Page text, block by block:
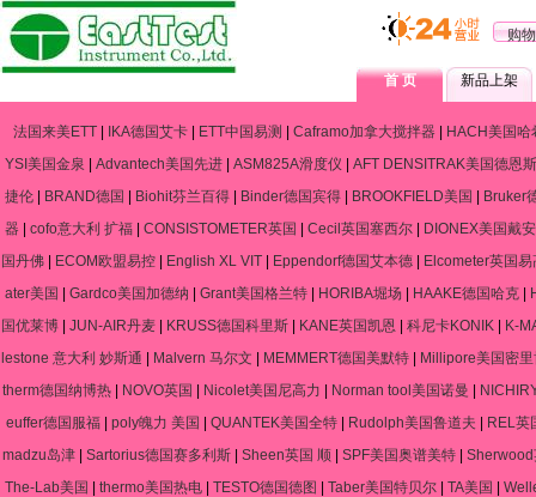
购
首 页 新品上架
法国来美ETT IKA德国艾卡 ETT中国易测 Caframo加拿大搅拌器
HACH美国哈
YSI美国金泉
Advantech美国先进| ASM825A滑度仪
AFT DENSITRAK美国德恩斯
捷伦| BRAND德国 Biohit芬兰百得| Binder德国宾得| BROOKFIELD美国
Bruker
器| cofo意大利 扩福| CONSISTOMETER英国 Cecil英国塞西尔| DIONEX美国戴安
国丹佛| ECOM欧盟易控| English XL VIT| Eppendorf德国艾本德|
Elcometer英国易
ater美国
Gardco美国加德纳 Grant美国格兰特| HORIBA堀场 HAAKE德国哈克|
国优莱博
JUN-AIR丹麦 KRUSS德国科里斯 KANE英国凯恩 科尼卡KONIK
K-
lestone 意大利 妙斯通
Malvern 马尔文 MEMMERT德国美默特
Millipore美国密
therm德国纳博热| NOVO英国 Nicolet美国尼高力 Norman tool美国诺曼
euffer德国服福| poly魄力 美国 QUANTEK美国全特| Rudolph美国鲁道夫
REL英
madzu岛津
Sartorius德国赛多利斯 Sheen英国 顺 SPF美国奥谱美特
The-Lab美国
thermo美国热电| TESTO德国德图 Taber美国特贝尔| TA美国